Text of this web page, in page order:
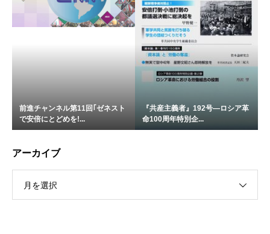
前進チャンネル第11回｢ゼネスト
で安倍にとどめを!...
『共産主義者』192号―ロシア革
命100周年特別企...
アーカイブ
月を選択